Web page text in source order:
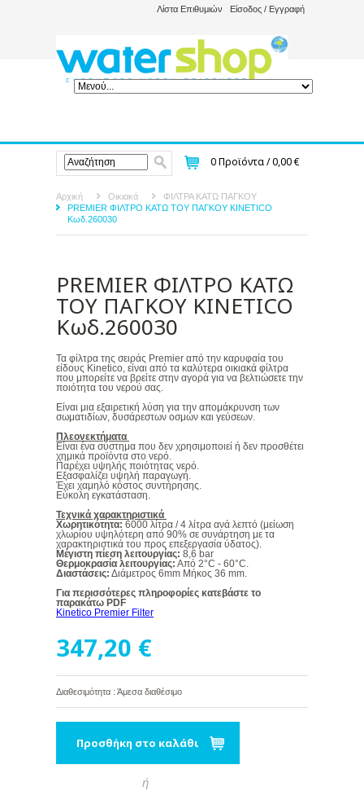
Λίστα Επιθυμιών Είσοδος / Εγγραφή
0Προϊόντα /0,00 €
Αρχική Οικιακά
ΦΙΛΤΡΑ ΚΑΤΩ ΠΑΓΚΟΥ
PREMIER ΦΙΛΤΡΟ ΚΑΤΩ ΤΟΥ ΠΑΓΚΟΥ KINETICO
Κωδ.260030
PREMIER ΦΙΛΤΡΟ ΚΑΤΩ
ΤΟΥ ΠΑΓΚΟΥ KINETICO
Κωδ.260030
Τα φίλτρα της σειράς Premier από την καρυφαία του
είδους Kinetico, είναι από τα καλύτερα οικιακά φίλτρα
που μπορείτε να βρείτε στην αγορά για να βελτιώσετε την
ποιότητα του νερού σας.
Είναι μια εξαιρετική λύση για την απομάκρυνση των
σωματιδίων, δυσάρεστων οσμών και γεύσεων.
Πλεονεκτήματα
Είναι ένα σύστημα που δεν χρησιμοποιεί ή δεν προσθέτει
χημικά προϊόντα στο νερό.
Παρέχει υψηλής ποιότητας νερό.
Εξασφαλίζει υψηλή παραγωγή.
Έχει χαμηλό κόστος συντήρησης.
Εύκολη εγκατάσταση.
Τεχνικά χαρακτηριστικά
Χωρητικότητα: 6000 λίτρα / 4 λίτρα ανά λεπτό (μείωση
χλωρίου υψηλότερη από 90% σε συνάρτηση με τα
χαρακτηριστικά του προς επεξεργασία ύδατος).
Μέγιστη πίεση λειτουργίας: 8,6 bar
Θερμοκρασία λειτουργίας: Από 2°C - 60°C.
Διαστάσεις: Διάμετρος 6mm Μήκος 36 mm.
Για περισσότερες πληροφορίες κατεβάστε το
παρακάτω PDF
Kinetico Premier Filter
347,20 €
Διαθεσιμότητα : Άμεσα διαθέσιμο
Προσθήκη στο καλάθι
ή